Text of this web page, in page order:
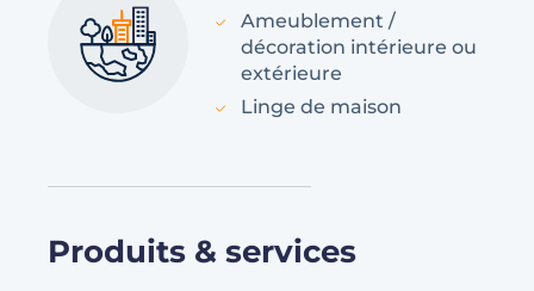
Ameublement /
décoration intérieure ou
extérieure
Linge de maison
Produits & services